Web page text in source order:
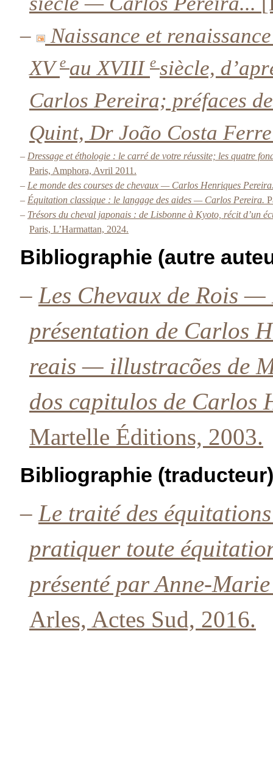
–
Naissance et
XVe au XVIII e siècle,
Carlos Pereira; préfaces
Quint, Dr João Costa
– Dressage et éthologie : le carré de votre réussite; les quatre
Paris, Amphora, Avril 2011.
– Le monde des courses de chevaux — Carlos Henriques
– Équitation classique : le langage des aides — Carlos Pereira.
– Trésors du cheval japonais : de Lisbonne à Kyoto, récit d’un
Paris, L’Harmattan, 2024.
Bibliographie (autre
– Les Chevaux de Rois
présentation de Carlos
reais — illustracões de
dos capitulos de Carlos
Martelle Éditions, 2003.
Bibliographie (traducteur)
– Le traité des
pratiquer toute
présenté par Anne-
Arles, Actes Sud, 2016.